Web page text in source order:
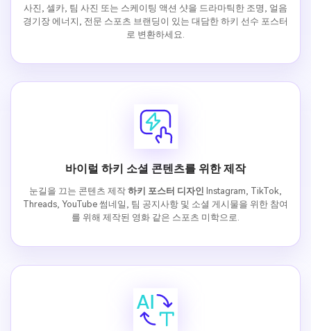
사진, 셀카, 팀 사진 또는 스케이팅 액션 샷을 드라마틱한 조명, 얼음
경기장 에너지, 전문 스포츠 브랜딩이 있는 대담한 하키 선수 포스터
로 변환하세요.
바이럴 하키 소셜 콘텐츠를 위한 제작
눈길을 끄는 콘텐츠 제작 하키 포스터 디자인 Instagram, TikTok,
Threads, YouTube 썸네일, 팀 공지사항 및 소셜 게시물을 위한 참여
를 위해 제작된 영화 같은 스포츠 미학으로.